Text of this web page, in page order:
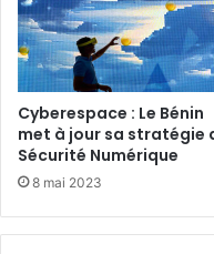
Cyberespace : Le Bénin
met à jour sa stratégie
Sécurité Numérique
8 mai 2023